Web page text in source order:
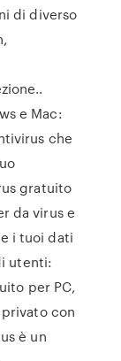
di diverso
e Mac:
che
gratuito
da virus e
i tuoi dati
utenti:
per PC,
con
è un